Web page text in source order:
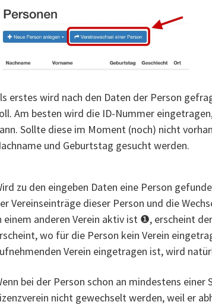
erstes wird nach den Daten der Person
Am besten wird die ID-Nummer
Sollte diese im Moment (noch) nicht
und Geburtstag gesucht werden.
zu den eingeben Daten eine Person
Vereinseinträge dieser Person und die
einem anderen Verein aktiv ist ❶, erscheint
wo für die Person kein Verein
Verein eingetragen ist, wird
bei der Person schon an mindestens
nicht gewechselt werden, weil er